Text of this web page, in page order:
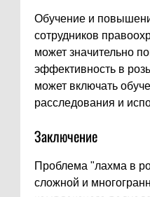
Обучение и
сотрудников
может значительно
эффективность в
может включать
расследования и
Заключение
Проблема "лахма в
сложной и